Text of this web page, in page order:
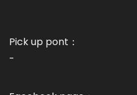
Pick up pont：
-